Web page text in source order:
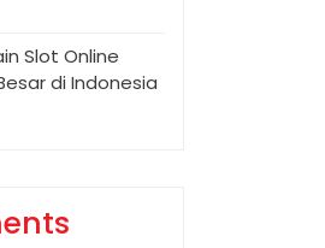
Slot Online
di Indonesia